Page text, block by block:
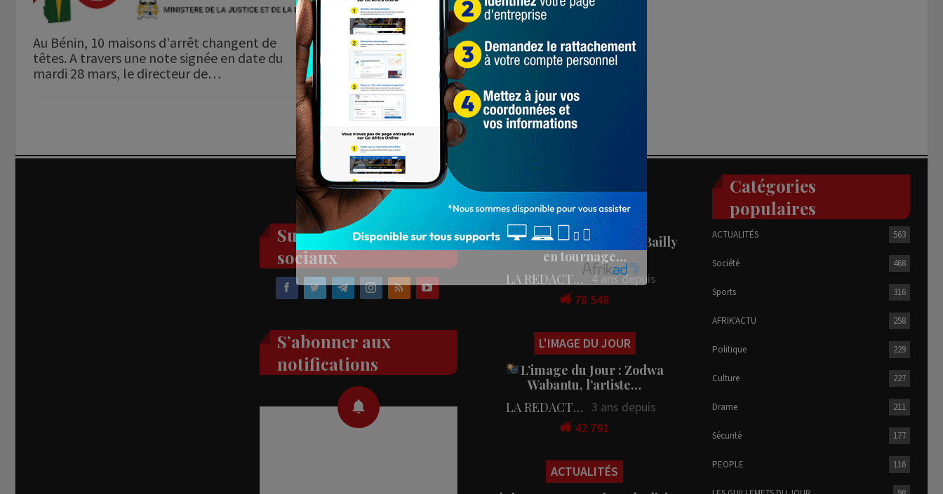
Au Bénin, 10 maisons d'arrêt changent de
têtes. A travers une note signée en date du
mardi 28 mars, le directeur de…
Suivez nos réseaux
sociaux
S’abonner aux
notifications
Populaires
PEOPLE
People : L’artiste Blanche Bailly
en tournage…
LA REDACTION 4 ans depuis
78 548
L'IMAGE DU JOUR
L’image du Jour : Zodwa
Wabantu, l’artiste…
LA REDACTION 3 ans depuis
42 791
ACTUALITÉS
Catégories
populaires
ACTUALITÉS 563
Société 468
Sports 316
AFRIK'ACTU 258
Politique 229
Culture 227
Drame 211
Sécurité 177
PEOPLE 116